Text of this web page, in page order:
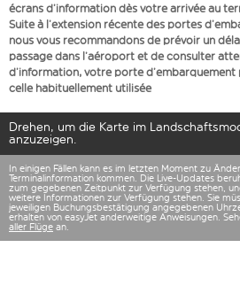
écrans d’information dès votre arrivée au
Suite à l’extension récente des portes
nous vous recommandons de prévoir un
passage dans l’aéroport et de consulter
d’information, votre porte
celle habituellement utilisée
Drehen, um die Karte im
anzuzeigen.
In einigen Fällen kann es im letzten Moment zu
Terminalinformation kommen. Die Live-Updates
zum gegebenen Zeitpunkt zur Verfügung stehen,
weitere Informationen zur Verfügung stehen. Sie
jeweiligen Buchungsbestätigung angegebenen
erhalten von easyJet anderweitige Anweisungen.
aller Flüge an.